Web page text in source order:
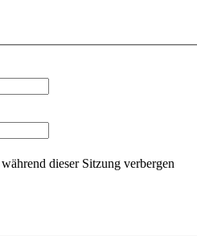
dieser Sitzung verbergen